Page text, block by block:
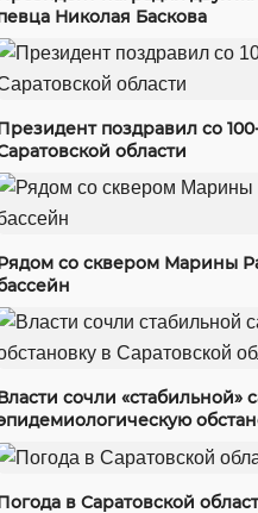
Николая Баскова
поздравил со
области
со сквером Марины
сочли «стабильной»
в Саратовской